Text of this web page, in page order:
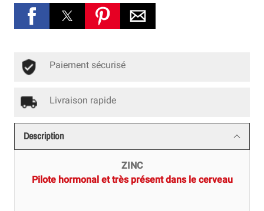
Paiement sécurisé
Livraison rapide
Description
ZINC
Pilote hormonal et très présent dans le cerveau